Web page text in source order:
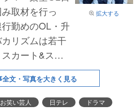
拡大する
取材を行っ
勤めのOL・升
リズムは若干
カート&スト
行員の制服を着
がほとんどの現
いて楽しい撮
全文・写真を大きく見る
お笑い芸人 日テレ ドラマ